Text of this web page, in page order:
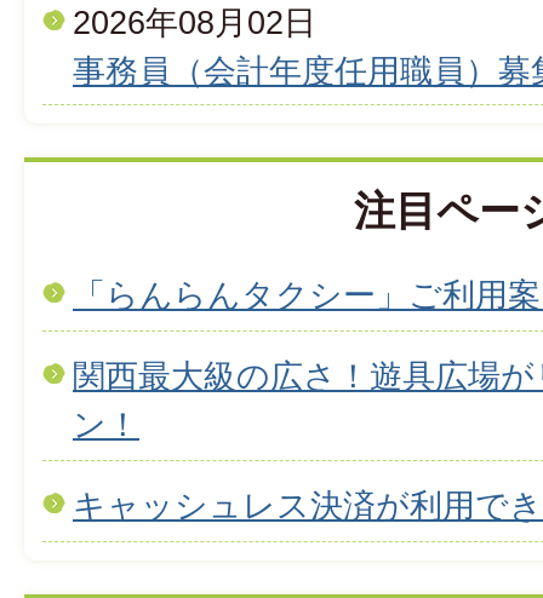
2026年08月02日
事務員（会計年度任用職員）募
注目ペー
「らんらんタクシー」ご利用
関西最大級の広さ！遊具広場
ン！
キャッシュレス決済が利用で